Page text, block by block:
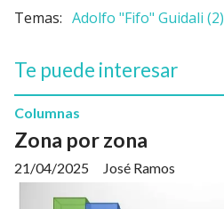
Adolfo "Fifo" Guidali
Te puede interesar
Zona por zona
José Ramos
Columnas
21/04/2025